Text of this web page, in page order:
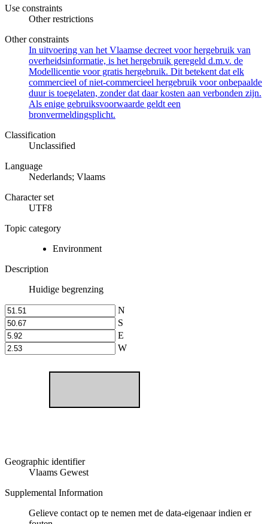
Use constraints
Other restrictions
Other constraints
In uitvoering van het Vlaamse decreet voor hergebruik van
overheidsinformatie, is het hergebruik geregeld d.m.v. de
Modellicentie voor gratis hergebruik. Dit betekent dat elk
commercieel of niet-commercieel hergebruik voor onbepaalde
duur is toegelaten, zonder dat daar kosten aan verbonden zijn.
Als enige gebruiksvoorwaarde geldt een
bronvermeldingsplicht.
Classification
Unclassified
Language
Nederlands; Vlaams
Character set
UTF8
Topic category
Environment
Description
Huidige begrenzing
N
S
E
W
Geographic identifier
Vlaams Gewest
Supplemental Information
Gelieve contact op te nemen met de data-eigenaar indien er